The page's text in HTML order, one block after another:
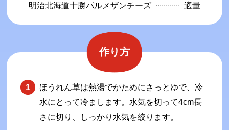
明治北海道十勝パルメザンチーズ
適量
作り方
ほうれん草は熱湯でかためにさっとゆで、冷
水にとって冷まします。水気を切って4cm長
さに切り、しっかり水気を絞ります。